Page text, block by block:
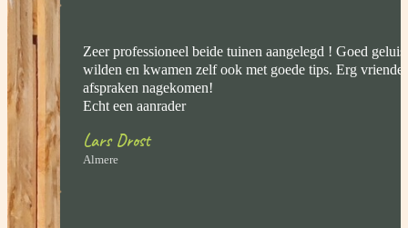
Zeer professioneel beide tuinen aangelegd ! Goed
wilden en kwamen zelf ook met goede tips. Erg
afspraken nagekomen!
Echt een aanrader
Lars Drost
Almere